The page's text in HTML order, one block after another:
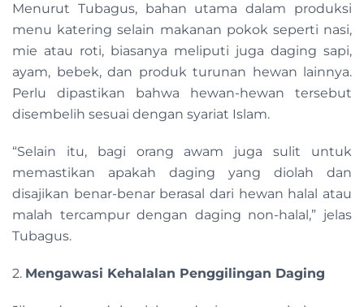
Menurut Tubagus, bahan utama dalam produksi
menu katering selain makanan pokok seperti nasi,
mie atau roti, biasanya meliputi juga daging sapi,
ayam, bebek, dan produk turunan hewan lainnya.
Perlu dipastikan bahwa hewan-hewan tersebut
disembelih sesuai dengan syariat Islam.
“Selain itu, bagi orang awam juga sulit untuk
memastikan apakah daging yang diolah dan
disajikan benar-benar berasal dari hewan halal atau
malah tercampur dengan daging non-halal,” jelas
Tubagus.
2. Mengawasi Kehalalan Penggilingan Daging